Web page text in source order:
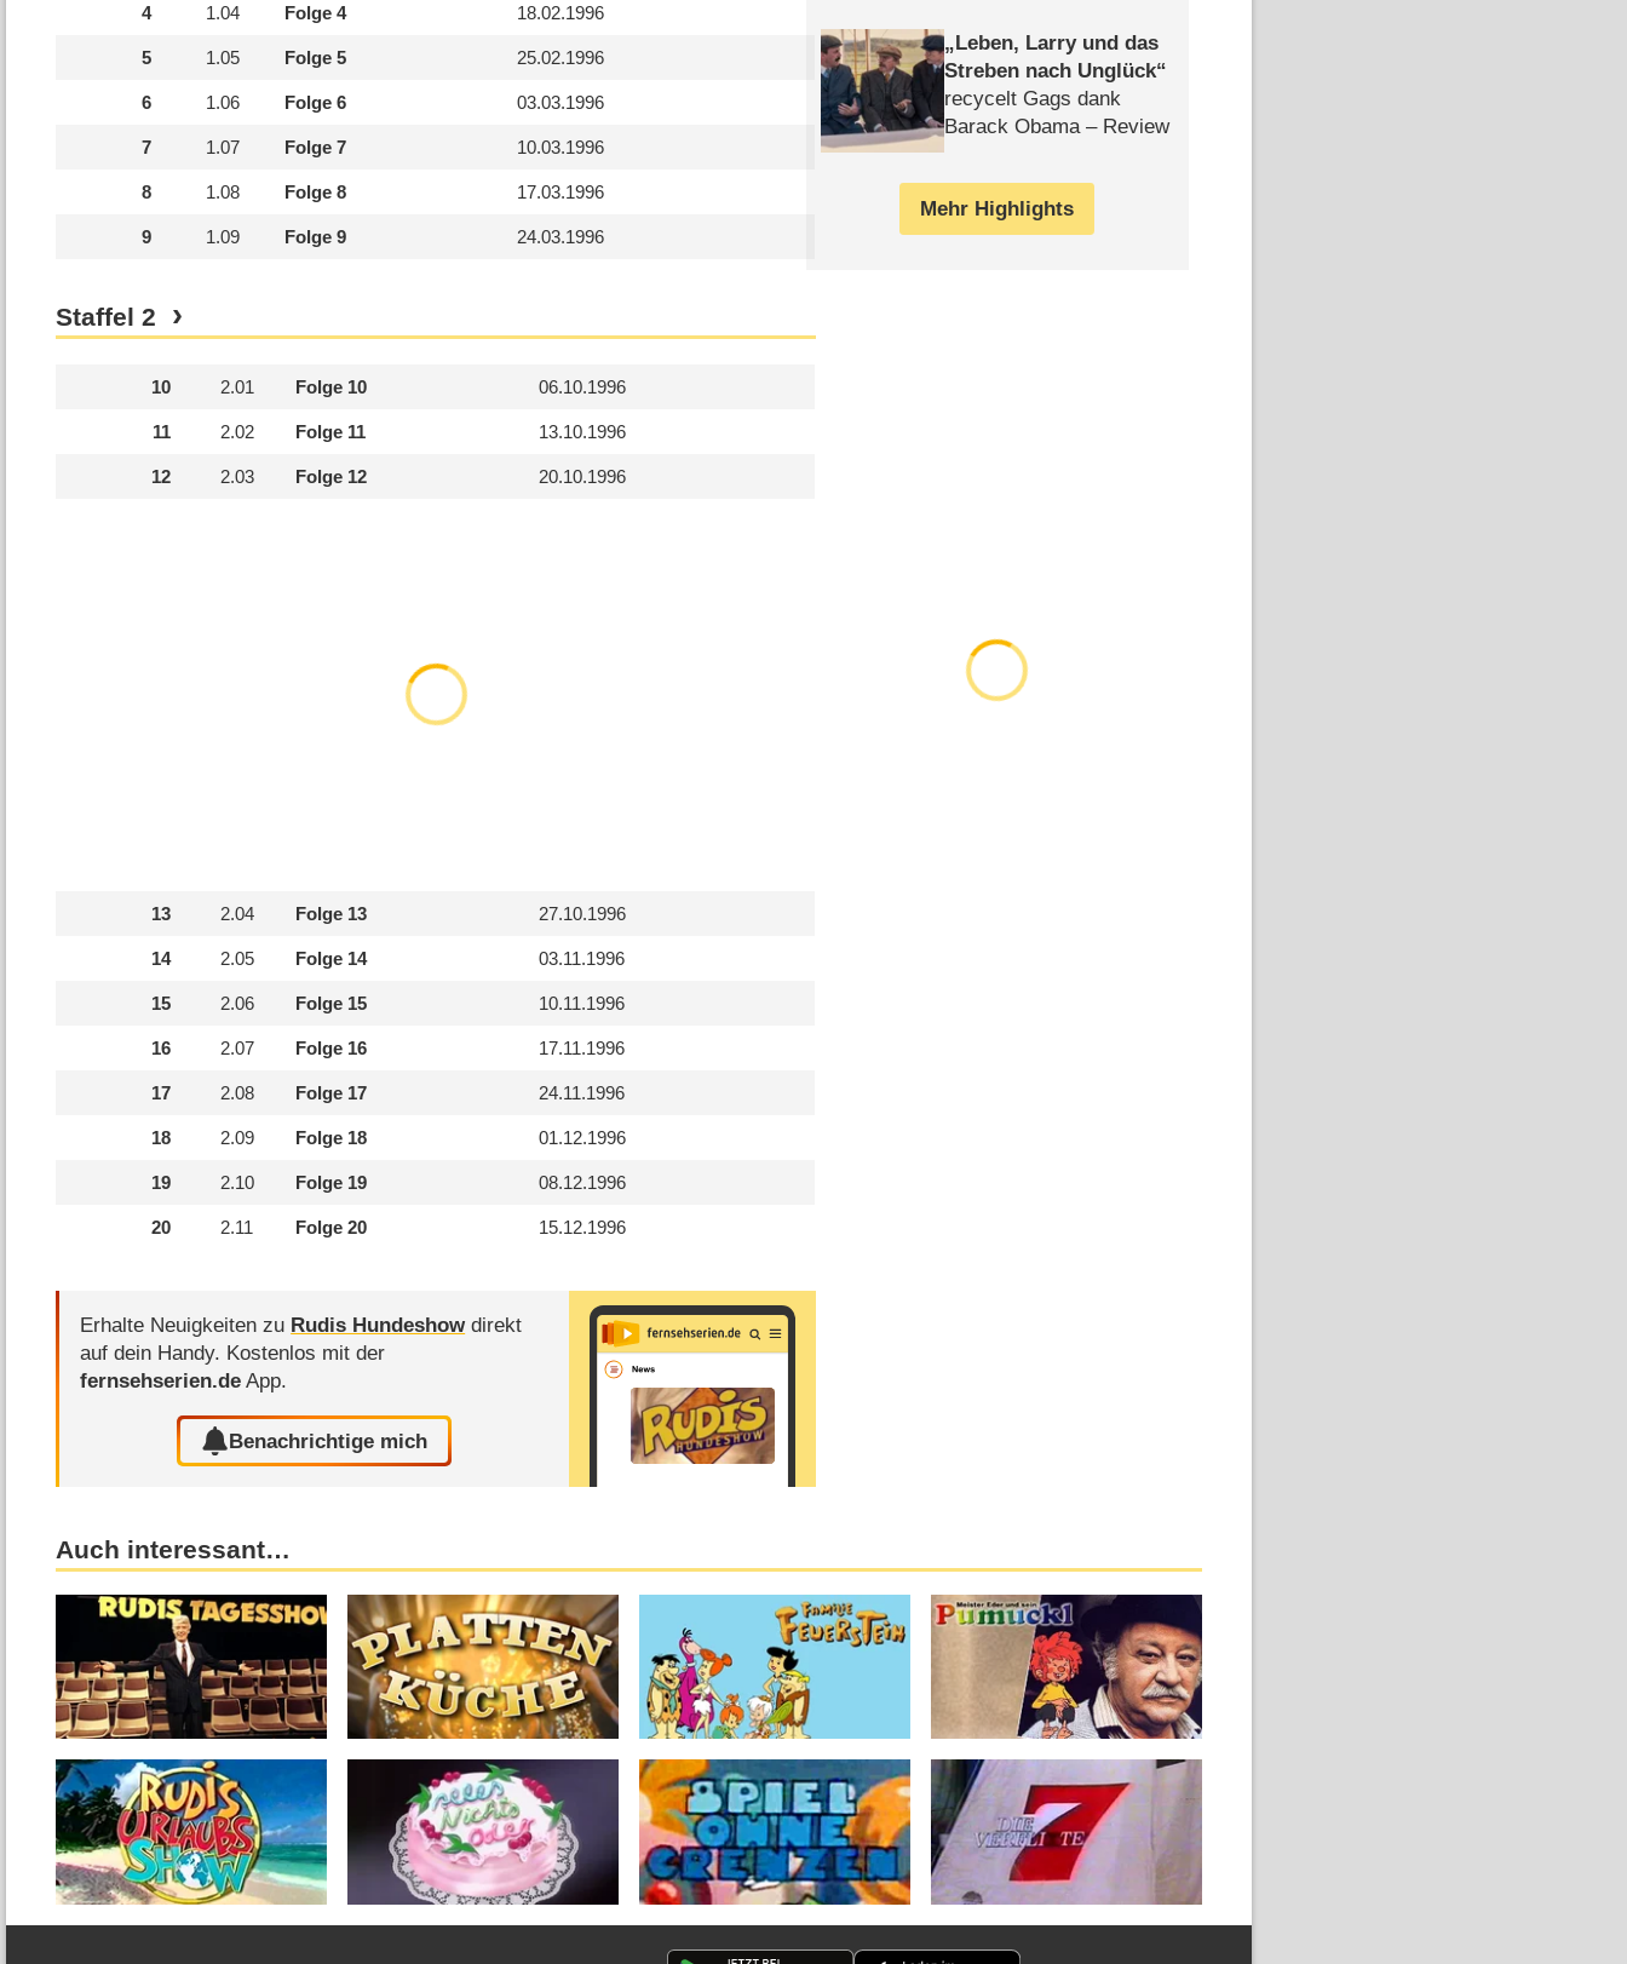
4 1.04 Folge 4 18.02.1996
5 1.05 Folge 5 25.02.1996
6 1.06 Folge 6 03.03.1996
7 1.07 Folge 7 10.03.1996
8 1.08 Folge 8 17.03.1996
9 1.09 Folge 9 24.03.1996
Staffel2
10 2.01 Folge 10 06.10.1996
11 2.02 Folge 11 13.10.1996
12 2.03 Folge 12 20.10.1996
13 2.04 Folge 13 27.10.1996
14 2.05 Folge 14 03.11.1996
15 2.06 Folge 15 10.11.1996
16 2.07 Folge 16 17.11.1996
17 2.08 Folge 17 24.11.1996
18 2.09 Folge 18 01.12.1996
19 2.10 Folge 19 08.12.1996
20 2.11 Folge 20 15.12.1996
Erhalte Neuigkeiten zu Rudis Hundeshow direkt
auf dein Handy. Kostenlos mit der
fernsehserien.de App.
Benachrichtige mich
Leben, Larry und das
Streben nach Unglück
recycelt Gags dank
Barack Obama – Review
Mehr Highlights
Auch interessant…